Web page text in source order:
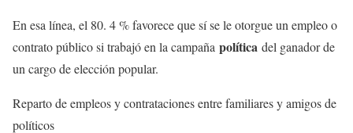
En esa línea, el 80. 4 % favorece que sí se le otorgue un empleo o
contrato público si trabajó en la campaña política del ganador de
un cargo de elección popular.
Reparto de empleos y contrataciones entre familiares y amigos de
políticos